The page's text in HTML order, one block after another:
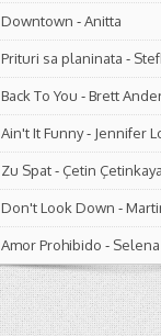
Downtown -Anitta
Prituri sa planinata -
Back To You -Brett
Ain't It Funny- Jennifer
Zu Spat- Çetin Çetinkaya
Don't Look Down -
Amor Prohibido - Selena